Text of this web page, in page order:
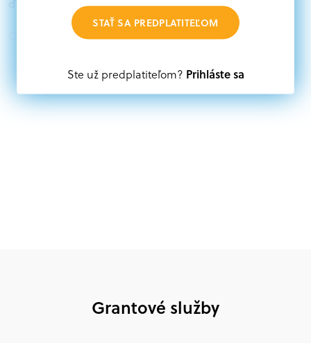
ďalších zdrojov.
Oprávnení partneri:
subjekt, komerčný alebo nekomerčný, ako aj
mimovládne organizácie zriadené ako právnická osoba v
Nórsku alebo na Slovensku, alebo akákoľvek
STAŤ SA PREDPLATITEĽOM
Ste už predplatiteľom? Prihláste sa
Grantové služby